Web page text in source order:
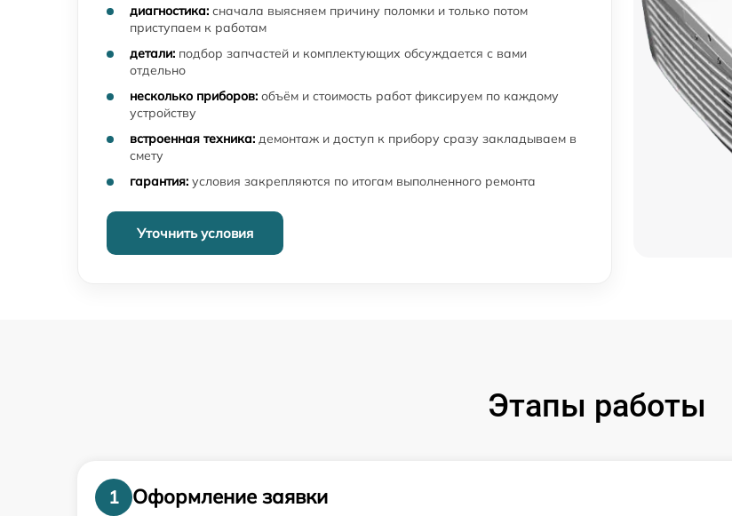
диагностика: сначала выясняем причину поломки и только потом
приступаем к работам
детали: подбор запчастей и комплектующих обсуждается с вами
отдельно
несколько приборов: объём и стоимость работ фиксируем по каждому
устройству
встроенная техника: демонтаж и доступ к прибору сразу закладываем в
смету
гарантия: условия закрепляются по итогам выполненного ремонта
Уточнить условия
Этапы работы
1 Оформление заявки